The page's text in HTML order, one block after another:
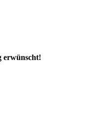
erwünscht!